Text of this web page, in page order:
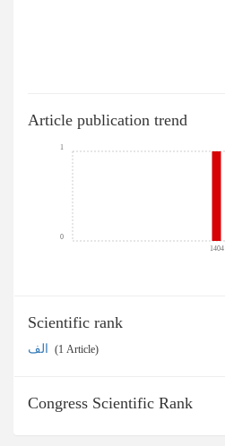
Article publication trend
1404
0
1
Scientific rank
‎ (1 Article)
Congress Scientific Rank